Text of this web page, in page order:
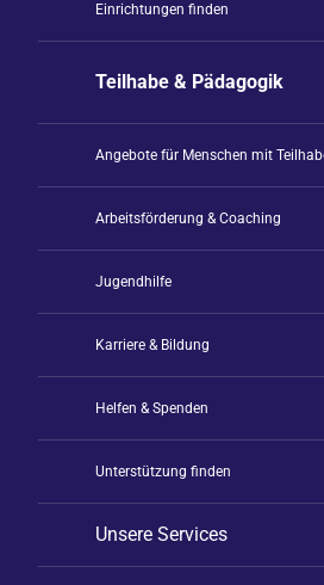
Einrichtungen finden
Teilhabe & Pädagogik
Angebote für Menschen mit
Arbeitsförderung & Coaching
Jugendhilfe
Karriere & Bildung
Helfen & Spenden
Unterstützung finden
Unsere Services